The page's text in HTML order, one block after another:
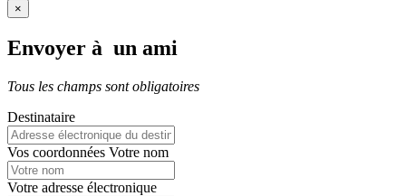
×
Envoyer à un ami
Tous les champs sont obligatoires
Destinataire
Vos coordonnées Votre nom
Votre adresse électronique